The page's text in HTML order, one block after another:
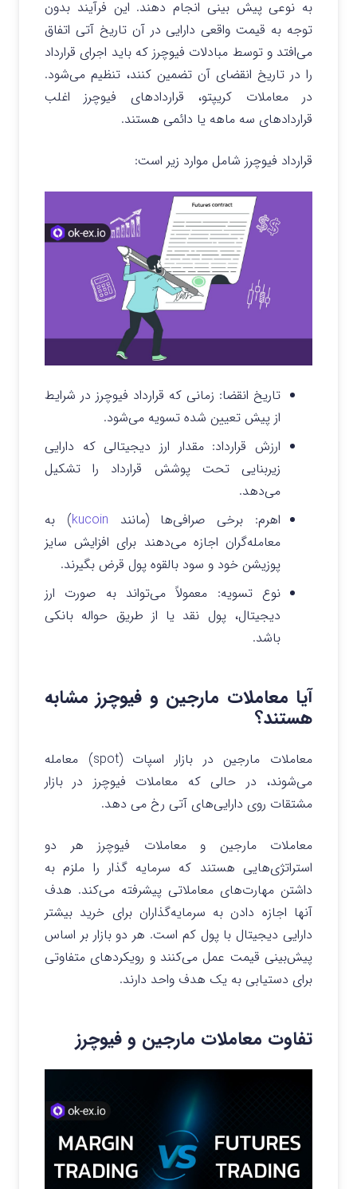
به نوعی پیش بینی انجام دهند. این فرآیند بدون
توجه به قیمت واقعی دارایی در آن تاریخ آتی اتفاق
می‌افتد و توسط مبادلات فیوچرز که باید اجرای قرارداد
را در تاریخ انقضای آن تضمین کنند، تنظیم می‌شود.
در معاملات کریپتو، قراردادهای فیوچرز اغلب
قراردادهای سه ماهه یا دائمی هستند.
قرارداد فیوچرز شامل موارد زیر است:
تاریخ انقضا: زمانی که قرارداد فیوچرز در شرایط
از پیش تعیین شده تسویه می‌شود.
ارزش قرارداد: مقدار ارز دیجیتالی که دارایی
زیربنایی تحت پوشش قرارداد را تشکیل
می‌دهد.
اهرم: برخی صرافی‌ها (مانند kucoin) به
معامله‌گران اجازه می‌دهند برای افزایش سایز
پوزیشن خود و سود بالقوه پول قرض بگیرند.
نوع تسویه: معمولاً می‌تواند به صورت ارز
دیجیتال، پول نقد یا از طریق حواله بانکی
باشد.
آیا معاملات مارجین و فیوچرز مشابه
هستند؟
معاملات مارجین در بازار اسپات (spot) معامله
می‌شوند، در حالی که معاملات فیوچرز در بازار
مشتقات روی دارایی‌های آتی رخ می دهد.
معاملات مارجین و معاملات فیوچرز هر دو
استراتژی‌هایی هستند که سرمایه گذار را ملزم به
داشتن مهارت‌های معاملاتی پیشرفته می‌کند. هدف
آنها اجازه دادن به سرمایه‌گذاران برای خرید بیشتر
دارایی دیجیتال با پول کم است. هر دو بازار بر اساس
پیش‌بینی قیمت عمل می‌کنند و رویکردهای متفاوتی
برای دستیابی به یک هدف واحد دارند.
تفاوت معاملات مارجین و فیوچرز